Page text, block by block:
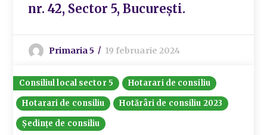
nr. 42, Sector 5, București.
Primaria 5 19 februarie 2024
Consiliul local sector 5
Hotarari de consiliu
Hotarari de consiliu
Hotărâri de consiliu 2023
Ședințe de consiliu